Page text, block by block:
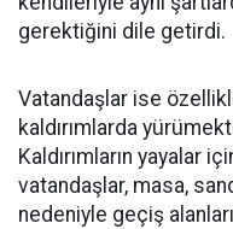
gerektiğini dile getirdi.
Vatandaşlar ise
kaldırımlarda
Kaldırımların yayalar
vatandaşlar, masa,
nedeniyle geçiş